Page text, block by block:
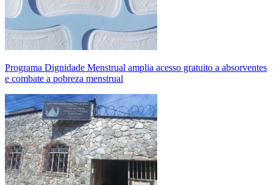
Programa Dignidade Menstrual amplia acesso gratuito a absorventes
e combate a pobreza menstrual